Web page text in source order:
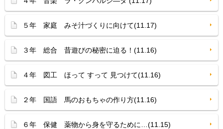
５年 家庭 みそ汁づくりに向けて(11.17)
３年 総合 昔遊びの秘密に迫る！(11.16)
４年 図工 ほって すって 見つけて(11.16)
２年 国語 馬のおもちゃの作り方(11.16)
６年 保健 薬物から身を守るために…(11.15)